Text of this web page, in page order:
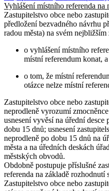
Vyhlášení místního referenda
Zastupitelstvo obce nebo
předložení bezvadného návrhu
radou města) na svém
o vyhlášení místního
místní referendum konat,
o tom, že místní
otázce nelze místní
Zastupitelstvo obce nebo
neprodleně vyrozumí
usnesení vyvěsí na úřední
dobu 15 dnů; usnesení
neprodleně po dobu 15 dnů na
města a na úředních deskách
městských obvodů.
Obdobně postupuje příslušné
referenda na základě rozhodnutí
Zastupitelstvo obce nebo